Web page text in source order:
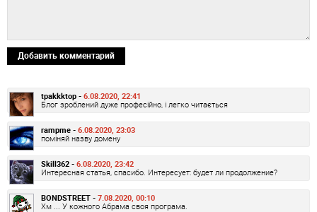
Добавить комментарий
tpakkktop - 6.08.2020, 22:41
Блог зроблений дуже професійно, і легко читається
rampme - 6.08.2020, 23:03
поміняй назву домену
Skill362 - 6.08.2020, 23:42
Интересная статья, спасибо. Интересует: будет ли продолжение?
BONDSTREET - 7.08.2020, 00:10
Хм ... У кожного Абрама своя програма.